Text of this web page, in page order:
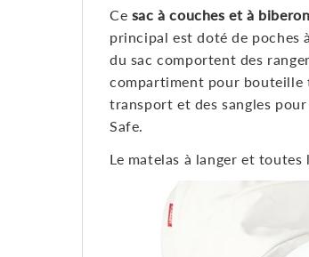
Ce sac à couches et à
principal est doté de poches
du sac comportent des
compartiment pour bouteille
transport et des sangles
Safe.
Le matelas à langer et